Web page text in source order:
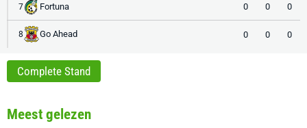
7 Fortuna 0 0 0
8 Go Ahead 0 0 0
Complete Stand
Meest gelezen